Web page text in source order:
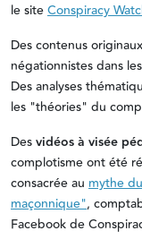
le siteConspiracy
Des contenus
négationnistes dans
Des analyses
les "théories" du
Desvidéos à visée
complotisme ont été
consacrée au mythe
maçonnique",
Facebook de